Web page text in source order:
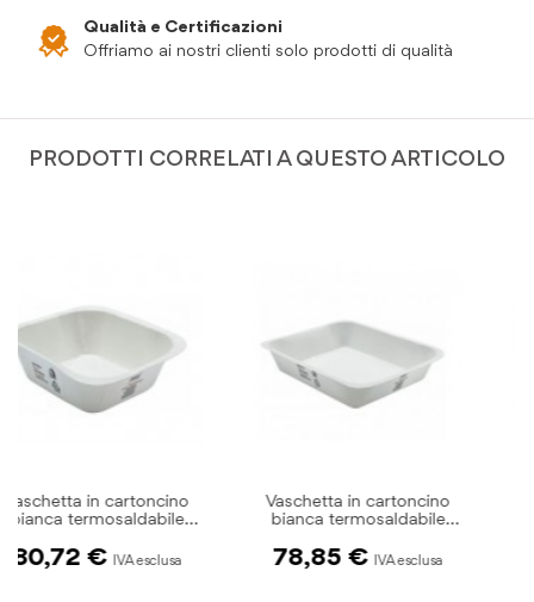
Qualità e Certificazioni
Offriamo ai nostri clienti solo prodotti di qualità
PRODOTTI CORRELATI A QUESTO ARTICOLO
Vaschetta in cartoncino
bianca termosaldabile
78,85 €
Vaschetta in cartoncino
bianca termosaldabile
85,50 €